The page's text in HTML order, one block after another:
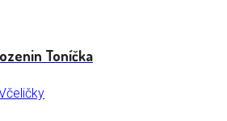
Toníčka